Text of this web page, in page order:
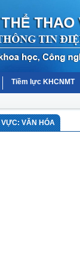
Tiềm lực KHCNMT
VĂN HÓA